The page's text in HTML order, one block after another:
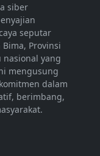
siber
seputar
Provinsi
nasional yang
mengusung
dalam
berimbang,